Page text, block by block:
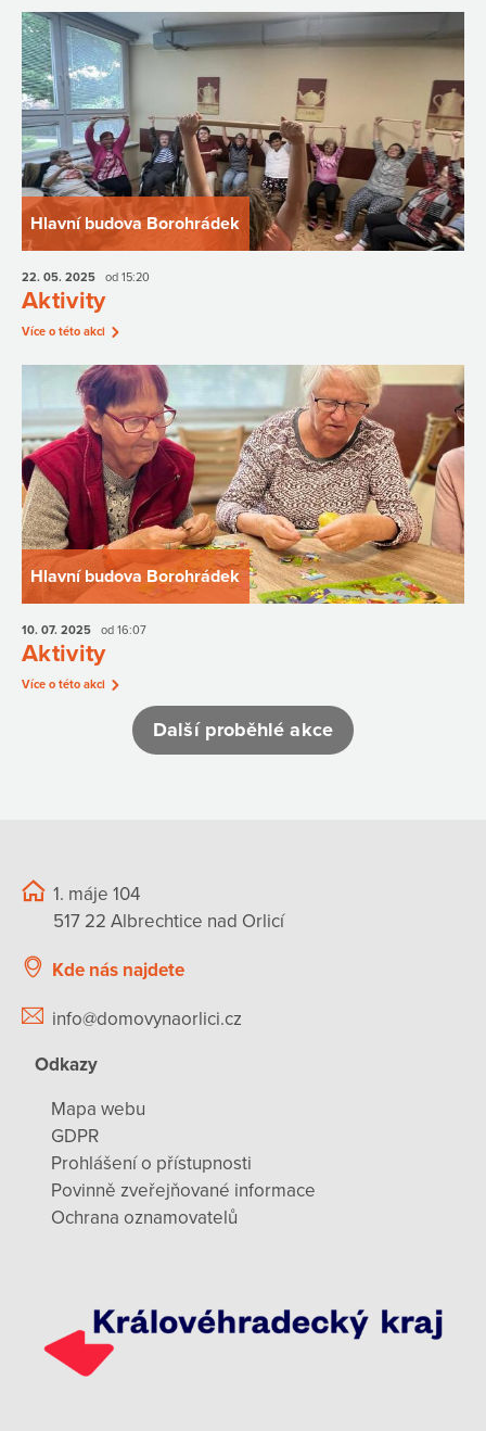
Hlavní budova Borohrádek
22. 05. 2025 od 15:20
Aktivity
Více o této akci
Hlavní budova Borohrádek
10. 07. 2025 od 16:07
Aktivity
Více o této akci
Další proběhlé akce
1. máje 104
517 22 Albrechtice nad Orlicí
Kde nás najdete
info@domovynaorlici.cz
Odkazy
Mapa webu
GDPR
Prohlášení o přístupnosti
Povinně zveřejňované informace
Ochrana oznamovatelů